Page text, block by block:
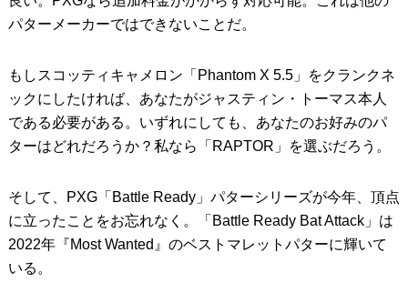
パターメーカーではできないことだ。
もしスコッティキャメロン「Phantom X 5.5」をクランクネ
ックにしたければ、あなたがジャスティン・トーマス本人
である必要がある。いずれにしても、あなたのお好みのパ
ターはどれだろうか？私なら「RAPTOR」を選ぶだろう。
そして、PXG「Battle Ready」パターシリーズが今年、頂点
に立ったことをお忘れなく。「Battle Ready Bat Attack」は
2022年『Most Wanted』のベストマレットパターに輝いて
いる。